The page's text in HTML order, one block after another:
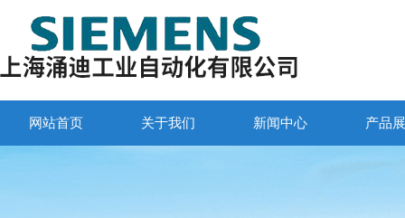
网站首页 关于我们 新闻中心 产品